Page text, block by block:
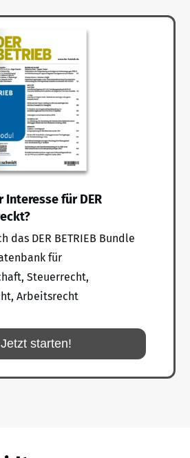
Interesse für DER
das DER BETRIEB Bundle
für
Steuerrecht,
Arbeitsrecht
Jetzt starten!